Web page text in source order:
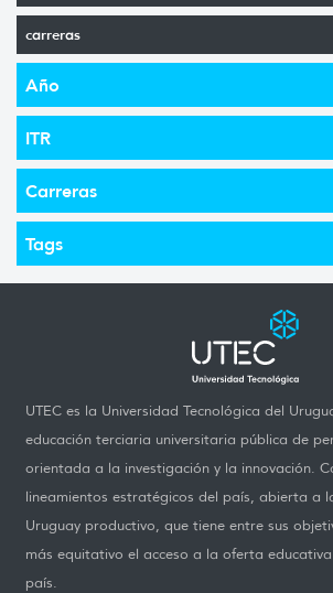
carreras
Año
ITR
Carreras
Tags
UTEC es la Universidad Tecnológica del
educación terciaria universitaria pública de
orientada a la investigación y la innovación.
lineamientos estratégicos del país, abierta a
Uruguay productivo, que tiene entre sus
más equitativo el acceso a la oferta
país.